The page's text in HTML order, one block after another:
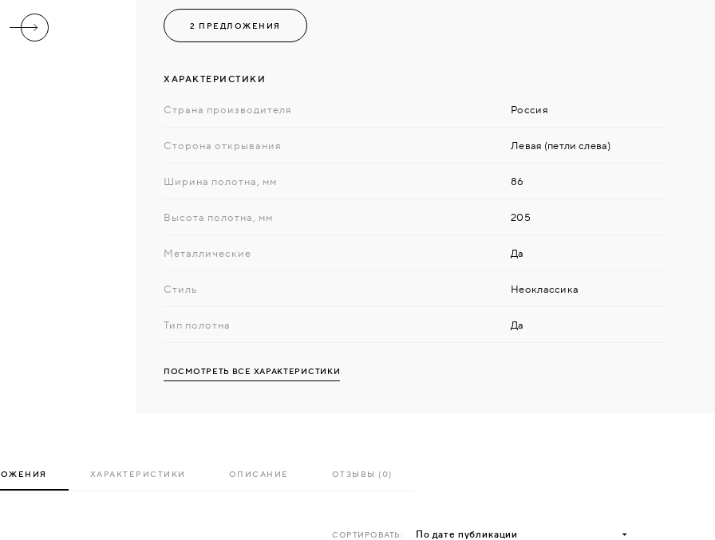
2 ПРЕДЛОЖЕНИЯ
ХАРАКТЕРИСТИКИ
Страна производителя Россия
Сторона открывания Левая (петли слева)
Ширина полотна, мм 86
Высота полотна, мм 205
Металлические Да
Стиль Неоклассика
Тип полотна Да
ПОСМОТРЕТЬ ВСЕ ХАРАКТЕРИСТИКИ
ХАРАКТЕРИСТИКИ ОПИСАНИЕ ОТЗЫВЫ (0)
СОРТИРОВАТЬ: